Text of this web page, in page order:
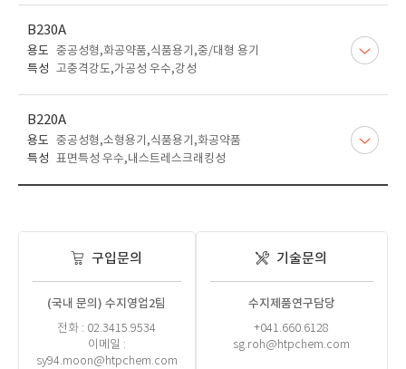
B230A
용도 중공성형,화공약품,식품용기,중/대형 용기
특성 고충격강도,가공성 우수,강성
B220A
용도 중공성형,소형용기,식품용기,화공약품
특성 표면특성 우수,내스트레스크래킹성
구입문의
(국내 문의) 수지영업2팀
전화 : 02.3415.9534
이메일 :
sy94.moon@htpchem.com
기술문의
수지제품연구담당
+041.660.6128
sg.roh@htpchem.com